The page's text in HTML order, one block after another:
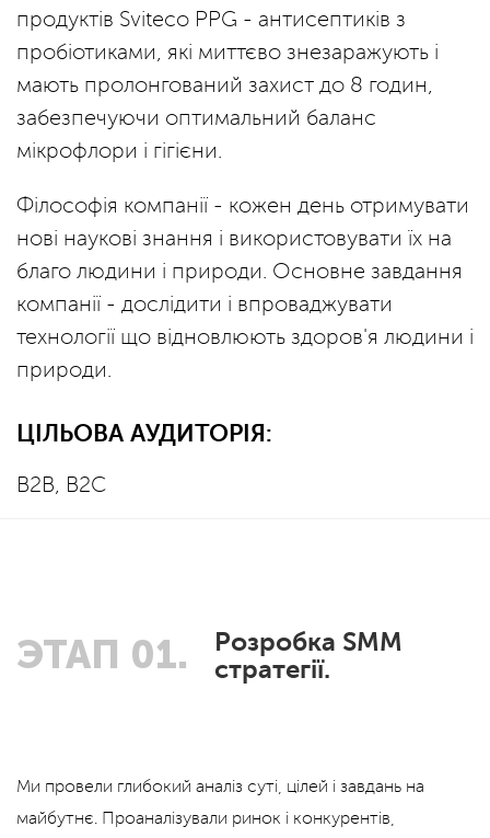
продуктів Sviteco PPG - антисептиків з
пробіотиками, які миттєво знезаражують і
мають пролонгований захист до 8 годин,
забезпечуючи оптимальний баланс
мікрофлори і гігієни.
Філософія компанії - кожен день отримувати
нові наукові знання і використовувати їх на
благо людини і природи. Основне завдання
компанії - дослідити і впроваджувати
технології що відновлюють здоров'я людини і
природи.
ЦІЛЬОВА АУДИТОРІЯ:
В2В, B2C
ЭТАП 01.
Розробка SMM
стратегії.
Ми провели глибокий аналіз суті, цілей і завдань на
майбутнє. Проаналізували ринок і конкурентів,